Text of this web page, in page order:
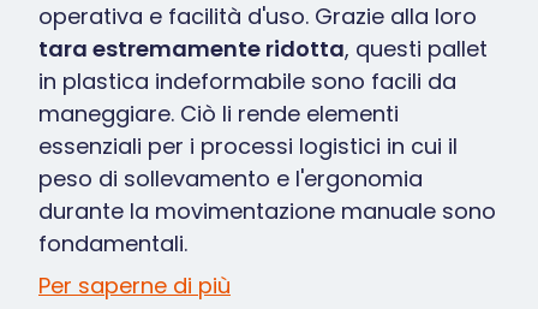
operativa e facilità d'uso. Grazie alla loro
tara estremamente ridotta, questi pallet
in plastica indeformabile sono facili da
maneggiare. Ciò li rende elementi
essenziali per i processi logistici in cui il
peso di sollevamento e l'ergonomia
durante la movimentazione manuale sono
fondamentali.
Per saperne di più